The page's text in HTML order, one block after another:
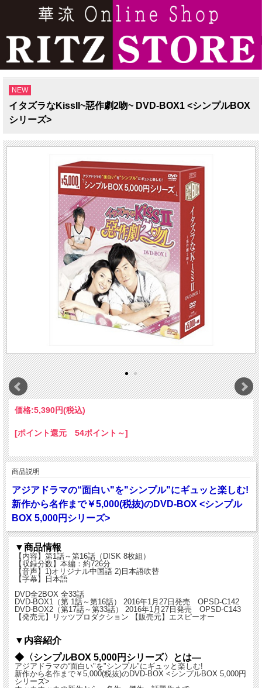
NEW
イタズラなKissII~惡作劇2吻~ DVD-BOX1 <シンプルBOX
シリーズ>
価格:5,390円(税込)
[ポイント還元 54ポイント～]
商品説明
アジアドラマの“面白い"を"シンプル"にギュッと楽しむ!
新作から名作まで￥5,000(税抜)のDVD-BOX <シンプル
BOX 5,000円シリーズ>
▼商品情報
【内容】第1話～第16話（DISK 8枚組）
【収録分数】本編：約726分
【音声】1)オリジナル中国語 2)日本語吹替
【字幕】日本語
DVD全2BOX 全33話
DVD-BOX1（第 1話～第16話） 2016年1月27日発売 OPSD-C142
DVD-BOX2（第17話～第33話） 2016年1月27日発売 OPSD-C143
【発売元】リッツプロダクション 【販売元】エスピーオー
▼内容紹介
◆〈シンプルBOX 5,000円シリーズ〉とは―
アジアドラマの“面白い"を"シンプル"にギュッと楽しむ!
新作から名作まで￥5,000(税抜)のDVD-BOX <シンプルBOX 5,000円
シリーズ>